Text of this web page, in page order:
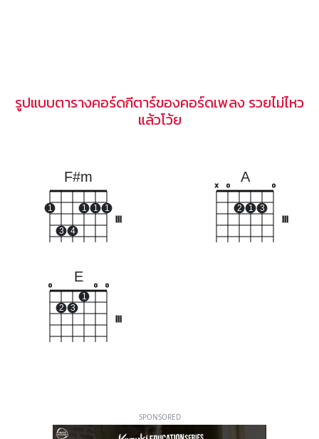
รูปแบบตารางคอร์ดกีตาร์ของคอร์ดเพลง รวยไม่ไหว
แล้วโว้ย
F#m
1
3 4
1 1 1
A
x o
2 1 3
o
E
o
2 3
1
o o
SPONSORED